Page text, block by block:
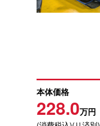
本体価格
228.0万円